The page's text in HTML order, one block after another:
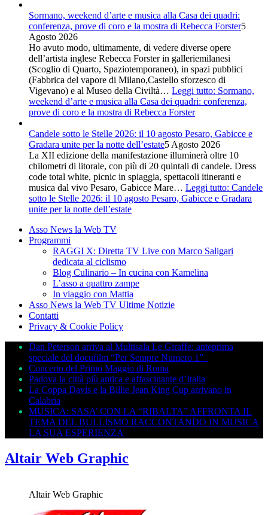
Sormano, weekend d’arte e musica alla Casa dei quadri:
conferenza, prove di coro e la mostra di Rebecca Forster5
Agosto 2026
Ho avuto modo, ultimamente, di vedere diverse opere
dell’artista inglese Rebecca Forster in galleriemilanesi
(Scoglio di Quarto, Spaziotemporaneo), in spazi pubblici
(Fabbrica del vapore di Milano,Castello sforzesco di
Vigevano) e al Museo della Civiltà… Leggi tutto: Sormano,
weekend d’arte e musica alla Casa dei quadri: conferenza,
prove di coro e la mostra di Rebecca Forster
Candele sotto le Stelle 2026: il 10 agosto Pesaro, Gabicce e
Gradara unite per la notte dell’estate5 Agosto 2026
La XII edizione della manifestazione illuminerà oltre 10
chilometri di litorale, con più di 20 quintali di candele. Dress
code total white, picnic in spiaggia, spettacoli itineranti e
musica dal vivo Pesaro, Gabicce Mare… Leggi tutto: Candele
sotto le Stelle 2026: il 10 agosto Pesaro, Gabicce e Gradara
unite per la notte dell’estate
Asso News la Web TV
Programmi
RAGGI X: Diretta TV Live con Marco Saligari
dedicata al ciclismo
Blog Culinario – In cucina con Kamelina
L’asso a quattro zampe
In viaggio con Mattia
Asso News la Web TV Ultime Notizie
Contatti
Privacy & Cookie Policy
Dan Peterson arriva al Multisala Le Giraffe: anteprima
speciale del docufilm “Per Sempre Numero 1”
Concerto del Primo Maggio di Roma
Padova la città più antica e affascinante d’Italia
La Coppa Davis e la Billie Jean King Cup arrivano in
Calabria
MUSICA: SASA’ CON LA “RIBALTA” AFFRONTA IL
TEMA DEL BULLISMO RACCONTANDO IN MUSICA
LA SUA ESPERIENZA
Altair Web Graphic
Altair Web Graphic